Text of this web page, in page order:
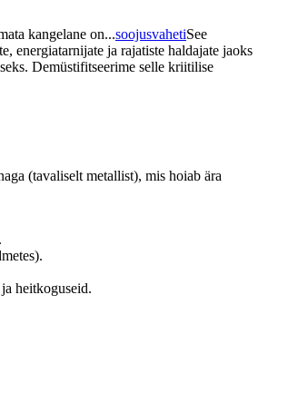
kangelane on...soojusvahetiSee
energiatarnijate ja rajatiste haldajate jaoks
Demüstifitseerime selle kriitilise
(tavaliselt metallist), mis hoiab ära
heitkoguseid.